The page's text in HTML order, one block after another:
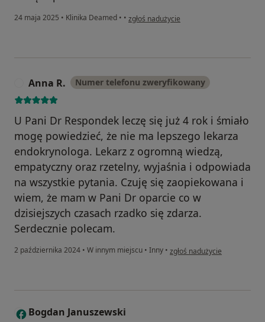
24 maja 2025 • Klinika Deamed • • w opinii użytkownika Dorota
zgłoś nadużycie
Anna R. Numer telefonu zweryfikowany
U Pani Dr Respondek leczę się już 4 rok i śmiało
mogę powiedzieć, że nie ma lepszego lekarza
endokrynologa. Lekarz z ogromną wiedzą,
empatyczny oraz rzetelny, wyjaśnia i odpowiada
na wszystkie pytania. Czuję się zaopiekowana i
wiem, że mam w Pani Dr oparcie co w
dzisiejszych czasach rzadko się zdarza.
Serdecznie polecam.
2 października 2024 • W innym miejscu • Inny • w opinii użytkownika Anna R.
zgłoś nadużycie
B Bogdan Januszewski